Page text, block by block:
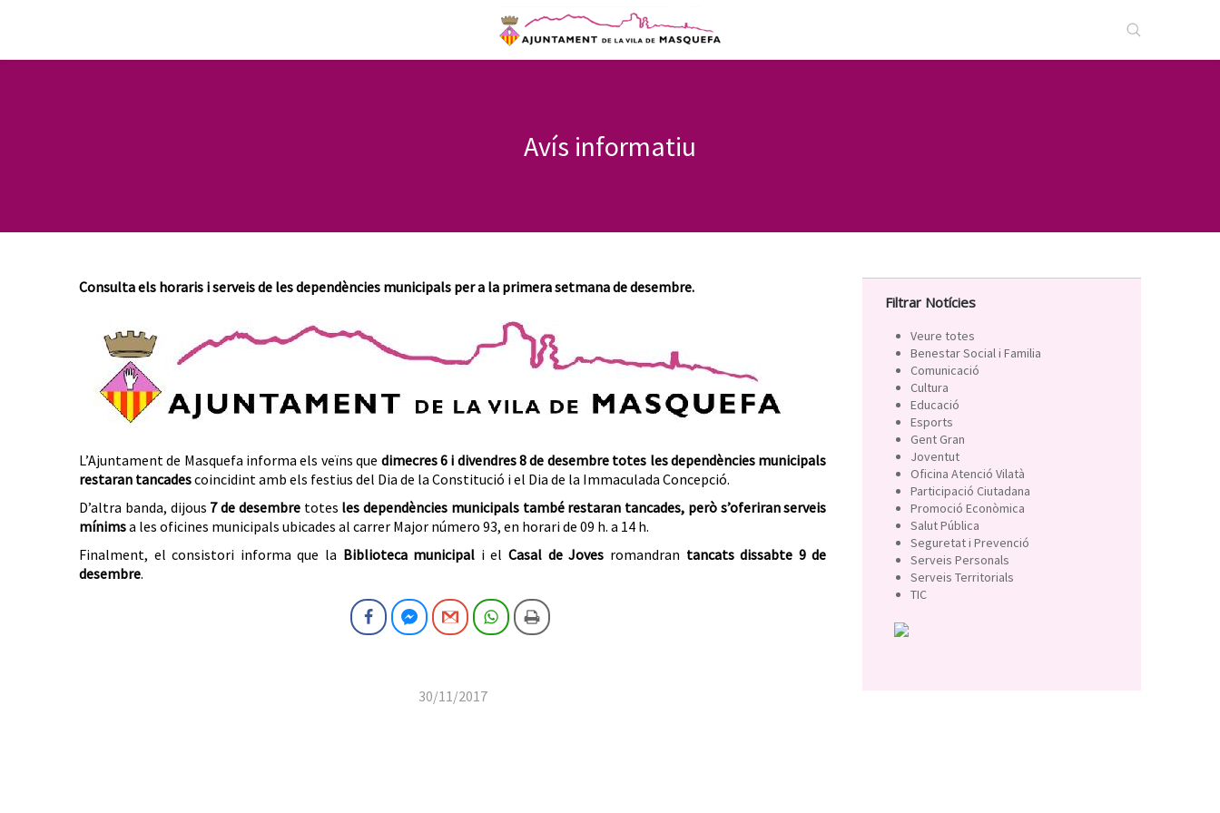
Avís informatiu
Consulta els horaris i serveis de les dependències municipals per a la primera setmana de desembre.
L’Ajuntament de Masquefa informa els veïns que dimecres 6 i divendres 8 de desembre totes les dependències municipals
restaran tancadescoincidint amb els festius del Dia de la Constitució i el Dia de la Immaculada Concepció.
D’altra banda, dijous 7 de desembretotes les dependències municipals també restaran tancades, però s’oferiran serveis
mínimsa les oficines municipals ubicades al carrer Major número 93, en horari de 09 h. a 14 h.
Finalment, el consistori informa que la Biblioteca municipal i elCasal de Joves romandran tancats dissabte 9 de
desembre.
FacebookFacebook Messenger
Gmail WhatsAppImprimeix
30/11/2017
Filtrar Notícies
Veure totes
Benestar Social i Familia
Comunicació
Cultura
Educació
Esports
Gent Gran
Joventut
Oficina Atenció Vilatà
Participació Ciutadana
Promoció Econòmica
Salut Pública
Seguretat i Prevenció
Serveis Personals
Serveis Territorials
TIC